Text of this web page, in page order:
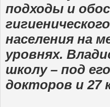
подходы и
населения на
уровнях.
школу – под
докторов и 27